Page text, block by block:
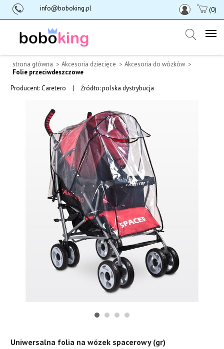
info@boboking.pl (0)
strona główna Akcesoria dziecięce
Akcesoria do wózków
Folie przeciwdeszczowe
Uniwersalna folia na wózek spacerowy (gr)
Producent:Caretero | Źródło: polska dystrybucja